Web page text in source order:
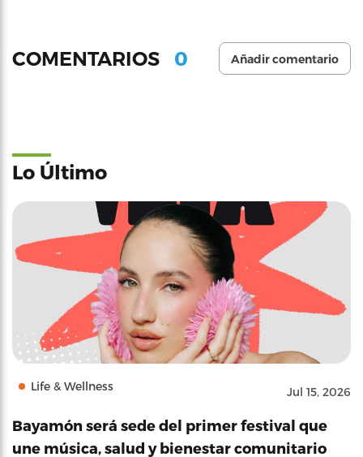
COMENTARIOS 0 Añadir comentario
Lo Último
Life & Wellness Jul 15, 2026
Bayamón será sede del primer festival que
une música, salud y bienestar comunitario